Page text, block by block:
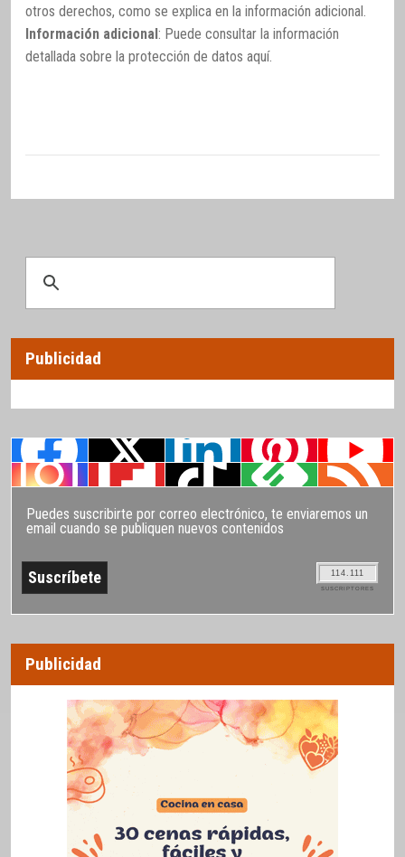
otros derechos, como se explica en la información adicional.
Información adicional : Puede consultar la información
detallada sobre la protección de datos aquí.
Publicidad
Puedes suscribirte por correo electrónico, te enviaremos un
email cuando se publiquen nuevos contenidos
114.111
SUSCRIPTORES
Publicidad